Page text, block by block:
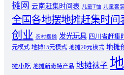
摊网 云南赶集时间表 儿童T恤 儿童套装
全国各地摆地摊赶集时间
创业 农村摆摊 发光玩具 四川省赶集
元模式 地摊15元模式 地摊20元模式 地摊
摊小吃 地摊新奇特产品 地摊袜子